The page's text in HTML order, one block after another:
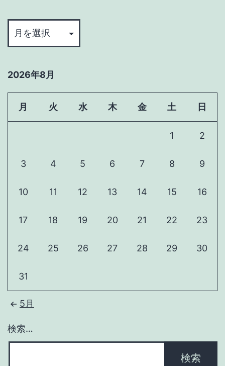
旗
を
策
の
旗
り
が
目
っ
2026年8月
月 火 水 木 金 土 日
1 2
3 4 5 6 7 8 9
10 11 12 13 14 15 16
17 18 19 20 21 22 23
24 25 26 27 28 29 30
31
5月
検索…